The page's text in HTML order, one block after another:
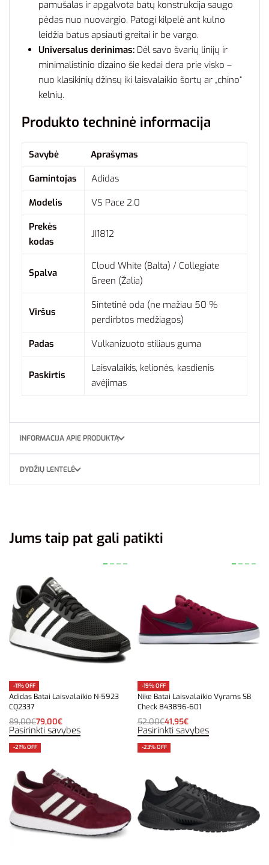
pamušalas ir apgalvota batų konstrukcija saugo
pėdas nuo nuovargio. Patogi kilpelė ant kulno
leidžia batus apsiauti greitai ir be vargo.
Universalus derinimas: Dėl savo švarių linijų ir
minimalistinio dizaino šie kedai dera prie visko –
nuo klasikinių džinsų iki laisvalaikio šortų ar „chino“
kelnių.
Produkto techninė informacija
Savybė
Aprašymas
Gamintojas
Adidas
Modelis
VS Pace 2.0
Prekės
kodas
JI1812
Spalva
Cloud White (Balta) / Collegiate
Green (Žalia)
Viršus
Sintetinė oda (ne mažiau 50 %
perdirbtos medžiagos)
Padas
Vulkanizuoto stiliaus guma
Paskirtis
Laisvalaikis, kelionės, kasdienis
avėjimas
INFORMACIJA APIE PRODUKTĄ
DYDŽIŲ LENTELĖ
Jums taip pat gali patikti
-11% OFF
Adidas Batai Laisvalaikio N-5923
CQ2337
89,00€79,00€
Pasirinkti savybes
-19% OFF
Nike Batai Laisvalaikio Vyrams SB
Check 843896-601
52,00€41,95€
Pasirinkti savybes
-21% OFF -23% OFF